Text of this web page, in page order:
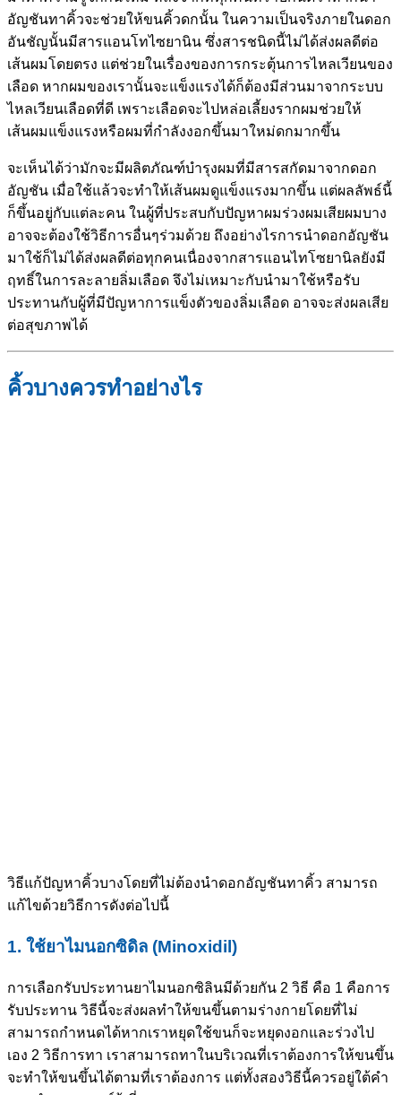
อัญชันทาคิ้วจะช่วยให้ขนคิ้วดกนั้น ในความเป็นจริงภายในดอก
อันชัญนั้นมีสารแอนโทไซยานิน ซึ่งสารชนิดนี้ไม่ได้ส่งผลดีต่อ
เส้นผมโดยตรง แต่ช่วยในเรื่องของการกระตุ้นการไหลเวียนของ
เลือด หากผมของเรานั้นจะแข็งแรงได้ก็ต้องมีส่วนมาจากระบบ
ไหลเวียนเลือดที่ดี เพราะเลือดจะไปหล่อเลี้ยงรากผมช่วยให้
เส้นผมแข็งแรงหรือผมที่กำลังงอกขึ้นมาใหม่ดกมากขึ้น
จะเห็นได้ว่ามักจะมีผลิตภัณฑ์บำรุงผมที่มีสารสกัดมาจากดอก
อัญชัน เมื่อใช้แล้วจะทำให้เส้นผมดูแข็งแรงมากขึ้น แต่ผลลัพธ์นี้
ก็ขึ้นอยู่กับแต่ละคน ในผู้ที่ประสบกับปัญหาผมร่วงผมเสียผมบาง
อาจจะต้องใช้วิธีการอื่นๆร่วมด้วย ถึงอย่างไรการนำดอกอัญชัน
มาใช้ก็ไม่ได้ส่งผลดีต่อทุกคนเนื่องจากสารแอนไทโซยานิลยังมี
ฤทธิ์ในการละลายลิ่มเลือด จึงไม่เหมาะกับนำมาใช้หรือรับ
ประทานกับผู้ที่มีปัญหาการแข็งตัวของลิ่มเลือด อาจจะส่งผลเสีย
ต่อสุขภาพได้
คิ้วบางควรทำอย่างไร
วิธีแก้ปัญหาคิ้วบางโดยที่ไม่ต้องนำดอกอัญชันทาคิ้ว สามารถ
แก้ไขด้วยวิธีการดังต่อไปนี้
1. ใช้ยาไมนอกซิดิล (Minoxidil)
การเลือกรับประทานยาไมนอกซิลินมีด้วยกัน 2 วิธี คือ 1 คือการ
รับประทาน วิธีนี้จะส่งผลทำให้ขนขึ้นตามร่างกายโดยที่ไม่
สามารถกำหนดได้หากเราหยุดใช้ขนก็จะหยุดงอกและร่วงไป
เอง 2 วิธีการทา เราสามารถทาในบริเวณที่เราต้องการให้ขนขึ้น
จะทำให้ขนขึ้นได้ตามที่เราต้องการ แต่ทั้งสองวิธีนี้ควรอยู่ใต้คำ